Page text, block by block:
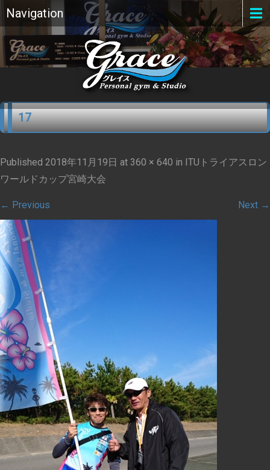
Navigation
17
Published 2018年11月19日 at 360 × 640 in ITUトライアスロン
ワールドカップ宮崎大会
← Previous Next →